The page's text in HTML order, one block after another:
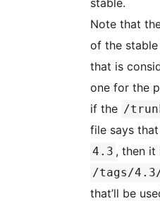
Note that
of the
that is
one for the
if the /
file says
4.3 , then it
/tags/
that’ll be